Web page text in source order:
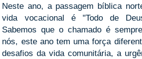
Neste ano, a passagem bíblica
vida vocacional é "Todo de
Sabemos que o chamado é
nós, este ano tem uma força
desafios da vida comunitária, a